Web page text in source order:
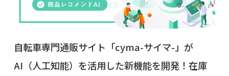
自転車専門通販サイト「cyma-サイマ-」が
AI（人工知能）を活用した新機能を開発！在庫